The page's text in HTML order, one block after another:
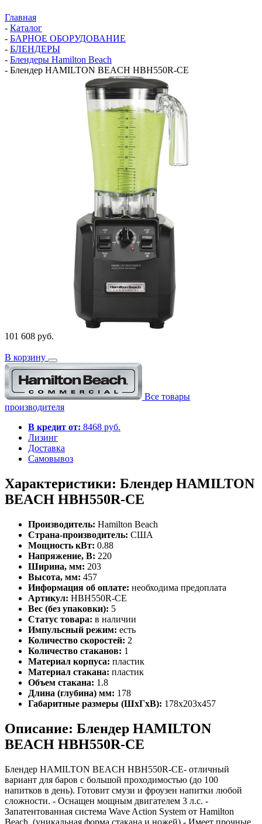
Главная
- Каталог
- БАРНОЕ ОБОРУДОВАНИЕ
- БЛЕНДЕРЫ
- Блендеры Hamilton Beach
- Блендер HAMILTON BEACH HBH550R-CE
101 608 руб.
В корзину
Все товары
производителя
В кредит от: 8468 руб.
Лизинг
Доставка
Самовывоз
Характеристики: Блендер HAMILTON
BEACH HBH550R-CE
Производитель: Hamilton Beach
Страна-производитель: США
Мощность кВт: 0.88
Напряжение, В: 220
Ширина, мм: 203
Высота, мм: 457
Информация об оплате: необходима предоплата
Артикул: HBH550R-CE
Вес (без упаковки): 5
Статус товара: в наличии
Импульсный режим: есть
Количество скоростей: 2
Количество стаканов: 1
Материал корпуса: пластик
Материал стакана: пластик
Объем стакана: 1.8
Длина (глубина) мм: 178
Габаритные размеры (ШхГхВ): 178x203x457
Описание: Блендер HAMILTON
BEACH HBH550R-CE
Блендер HAMILTON BEACH HBH550R-CE- отличный
вариант для баров с большой проходимостью (до 100
напитков в день). Готовит смузи и фроузен напитки любой
сложности. - Оснащен мощным двигателем 3 л.с. -
Запатентованная система Wave Action System от Hamilton
Beach. (уникальная форма стакана и ножей) - Имеет прочные